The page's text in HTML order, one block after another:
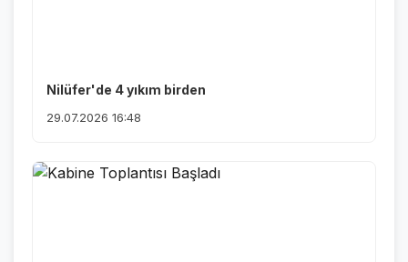
Nilüfer'de 4 yıkım birden
29.07.2026 16:48